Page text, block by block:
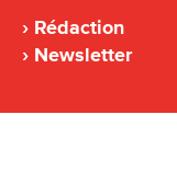
Rédaction
Newsletter